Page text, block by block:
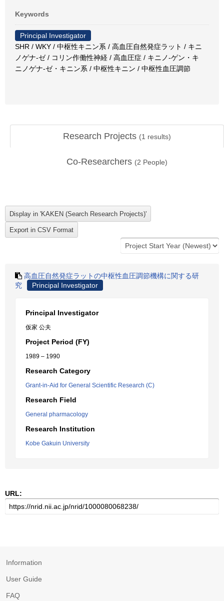
Keywords
Principal Investigator
SHR / WKY / 中枢性キニン系 / 高血圧自然発症ラット / キニ
ノゲナ-ゼ / コリン作働性神経 / 高血圧症 / キニノ-ゲン・キ
ニノゲナ-ゼ・キニン系 / 中枢性キニン / 中枢性血圧調節
Research Projects (1 results)
Co-Researchers (2 People)
高血圧自然発症ラットの中枢性血圧調節機構に関する研
究
Principal Investigator
Principal Investigator
仮家 公夫
Project Period (FY)
1989 – 1990
Research Category
Grant-in-Aid for General Scientific Research (C)
Research Field
General pharmacology
Research Institution
Kobe Gakuin University
URL:
Information
User Guide
FAQ